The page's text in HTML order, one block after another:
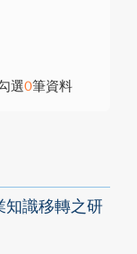
選0筆資料
知識移轉之研